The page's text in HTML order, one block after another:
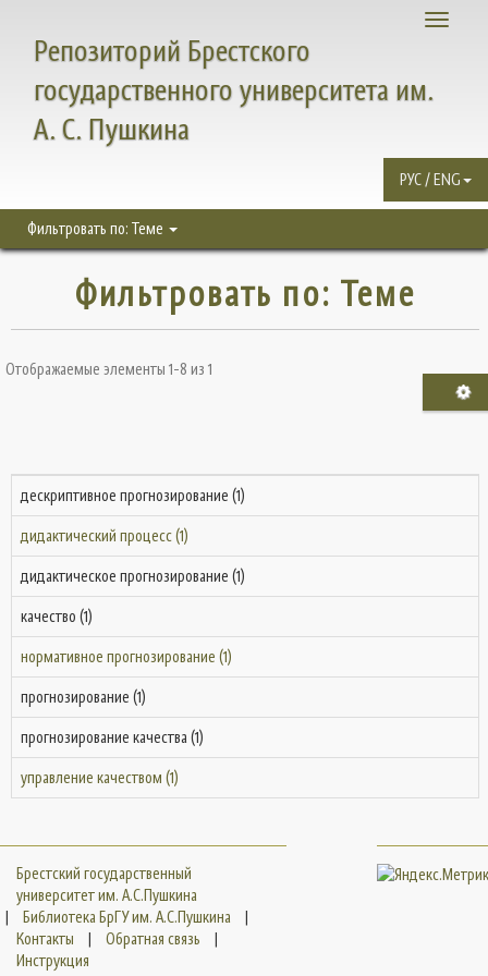
Toggle
Репозиторий Брестского
государственного университета им.
А. С. Пушкина
РУС / ENG
Фильтровать по: Теме
Фильтровать по: Теме
Отображаемые элементы 1-8 из 1
дескриптивное прогнозирование (1)
дидактический процесс (1)
дидактическое прогнозирование (1)
качество (1)
нормативное прогнозирование (1)
прогнозирование (1)
прогнозирование качества (1)
управление качеством (1)
Брестский государственный
университет им. А.С.Пушкина
|
Библиотека БрГУ им. А.С.Пушкина
|
Контакты
| Обратная связь
|
Инструкция